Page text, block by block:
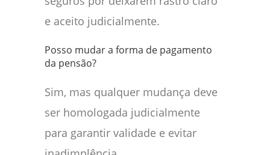
e aceito judicialmente.
Posso mudar a forma de pagamento
da pensão?
Sim, mas qualquer mudança deve
ser homologada judicialmente
para garantir validade e evitar